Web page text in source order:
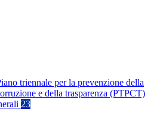
triennale per la prevenzione della
e della trasparenza (PTPCT)
23